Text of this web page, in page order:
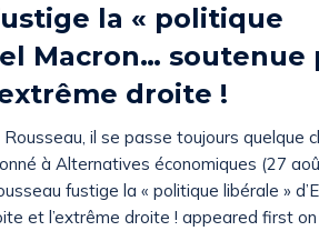
la « politique
Macron… soutenue
droite !
il se passe toujours quelque
à Alternatives économiques (27
fustige la « politique libérale »
et l’extrême droite ! appeared first on